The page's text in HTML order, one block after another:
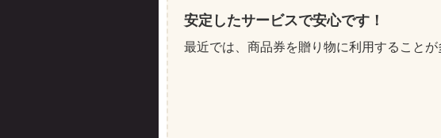
安定したサービスで安心です！
最近では、商品券を贈り物に利用すること